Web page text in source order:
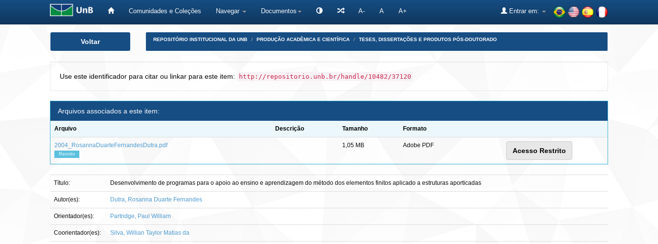
Comunidades e Coleções Navegar Documentos A- A A+ Entrar em:
Voltar REPOSITÓRIO INSTITUCIONAL DA UNB PRODUÇÃO ACADÊMICA E CIENTÍFICA TESES, DISSERTAÇÕES E PRODUTOS PÓS-DOUTORADO
Use este identificador para citar ou linkar para este item: http://repositorio.unb.br/handle/10482/37120
Arquivos associados a este item:
Arquivo Descrição Tamanho Formato
2004_RosannaDuarteFernandesDutra.pdf
Restrito
1,05 MB Adobe PDF
Acesso Restrito
Título: Desenvolvimento de programas para o apoio ao ensino e aprendizagem do método dos elementos finitos aplicado a estruturas aporticadas
Autor(es): Dutra, Rosanna Duarte Fernandes
Orientador(es): Partridge, Paul William
Coorientador(es): Silva, Willian Taylor Matias da